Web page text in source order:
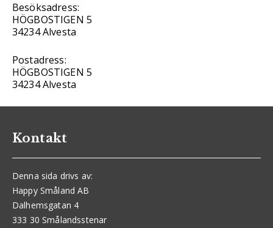
Besöksadress:
HÖGBOSTIGEN 5
34234 Alvesta
Postadress:
HÖGBOSTIGEN 5
34234 Alvesta
Kontakt
Denna sida drivs av:
Happy Småland AB
Dalhemsgatan 4
333 30 Smålandsstenar